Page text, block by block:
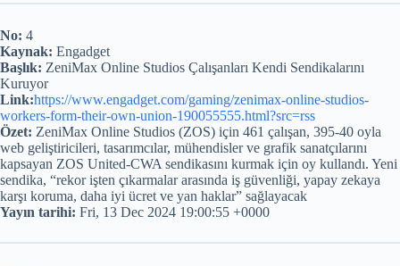
No: 4
Kaynak: Engadget
Başlık: ZeniMax Online Studios Çalışanları Kendi Sendikalarını
Kuruyor
Link:https://www.engadget.com/gaming/zenimax-online-studios-
workers-form-their-own-union-190055555.html?src=rss
Özet: ZeniMax Online Studios (ZOS) için 461 çalışan, 395-40 oyla
web geliştiricileri, tasarımcılar, mühendisler ve grafik sanatçılarını
kapsayan ZOS United-CWA sendikasını kurmak için oy kullandı. Yeni
sendika, “rekor işten çıkarmalar arasında iş güvenliği, yapay zekaya
karşı koruma, daha iyi ücret ve yan haklar” sağlayacak
Yayın tarihi: Fri, 13 Dec 2024 19:00:55 +0000